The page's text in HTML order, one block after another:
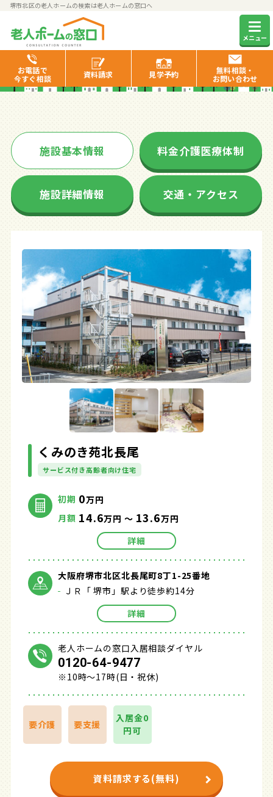
堺市北区の老人ホームの検索は老人ホームの窓口へ
メニュー
お電話で
今すぐ相談
資料請求 見学予約
無料相談・
お問い合わせ
くみのき苑北長尾
施設基本情報 料金介護医療体制
施設詳細情報 交通・アクセス
くみのき苑北長尾
サービス付き高齢者向け住宅
初期 0万円
月額 14.6万円 ～ 13.6万円
詳細
大阪府堺市北区北長尾町8丁1-25番地
ＪＲ「 堺市」駅より徒歩約14分
詳細
老人ホームの窓口入居相談ダイヤル
0120-64-9477
※10時～17時(日・祝休)
要介護 要支援
入居金0
円可
資料請求する(無料)